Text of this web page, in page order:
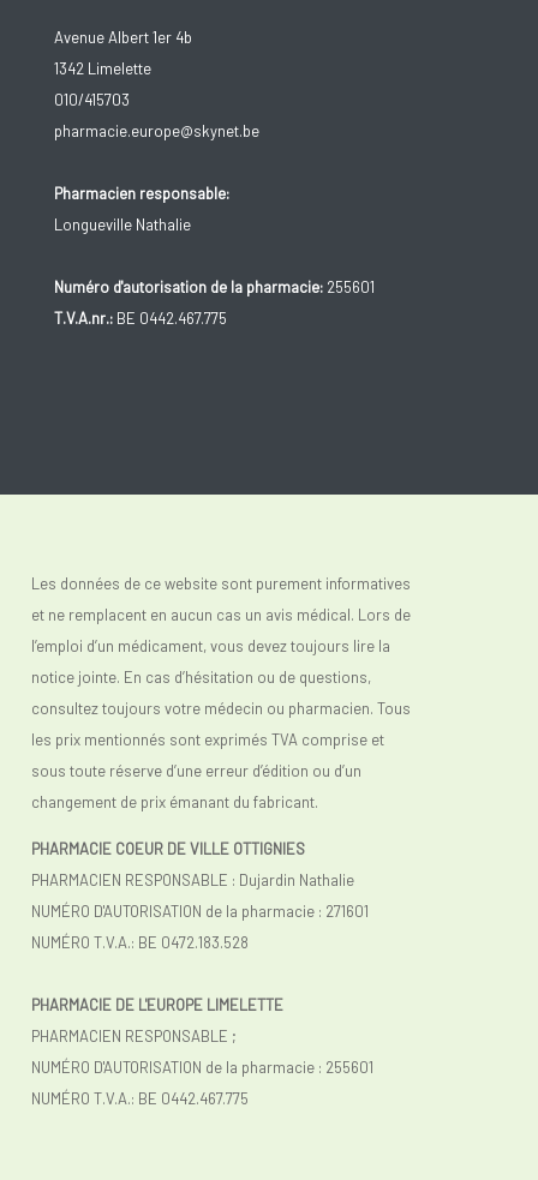
Avenue Albert 1er 4b
1342 Limelette
010/415703
pharmacie.europe@skynet.be
Pharmacien responsable:
Longueville Nathalie
Numéro d'autorisation de la pharmacie:255601
T.V.A.nr.:BE 0442.467.775
Les données de ce website sont purement informatives
et ne remplacent en aucun cas un avis médical. Lors de
l’emploi d’un médicament, vous devez toujours lire la
notice jointe. En cas d’hésitation ou de questions,
consultez toujours votre médecin ou pharmacien. Tous
les prix mentionnés sont exprimés TVA comprise et
sous toute réserve d’une erreur d’édition ou d’un
changement de prix émanant du fabricant.
PHARMACIE COEUR DE VILLE OTTIGNIES
PHARMACIEN RESPONSABLE : Dujardin Nathalie
NUMÉRO D'AUTORISATION de la pharmacie : 271601
NUMÉRO T.V.A.: BE 0472.183.528
PHARMACIE DE L'EUROPE LIMELETTE
PHARMACIEN RESPONSABLE ;
NUMÉRO D'AUTORISATION de la pharmacie : 255601
NUMÉRO T.V.A.: BE 0442.467.775